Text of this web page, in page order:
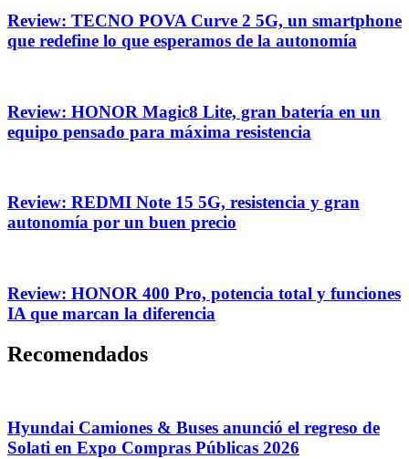
Review: TECNO POVA Curve 2 5G, un smartphone
que redefine lo que esperamos de la autonomía
Review: HONOR Magic8 Lite, gran batería en un
equipo pensado para máxima resistencia
Review: REDMI Note 15 5G, resistencia y gran
autonomía por un buen precio
Review: HONOR 400 Pro, potencia total y funciones
IA que marcan la diferencia
Recomendados
Hyundai Camiones & Buses anunció el regreso de
Solati en Expo Compras Públicas 2026